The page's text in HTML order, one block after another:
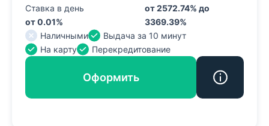
Ставка в день
от 0.01%
от 2572.74% до
3369.39%
Наличными
Выдача за 10 минут
На карту
Перекредитование
Оформить